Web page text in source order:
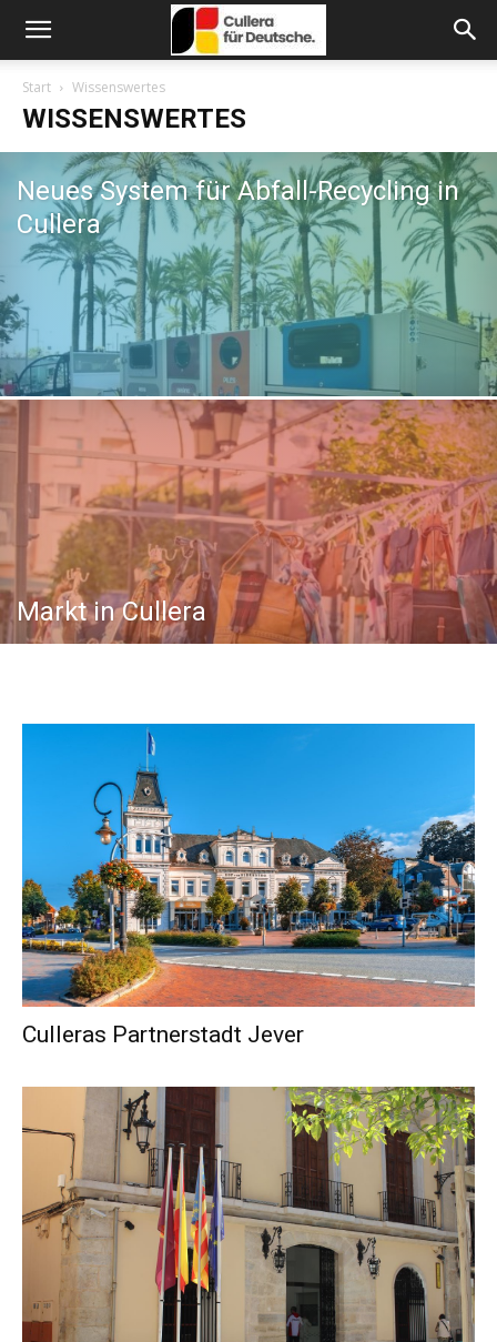
Start Wissenswertes
WISSENSWERTES
Neues System für Abfall-Recycling in
Cullera
Markt in Cullera
Culleras Partnerstadt Jever